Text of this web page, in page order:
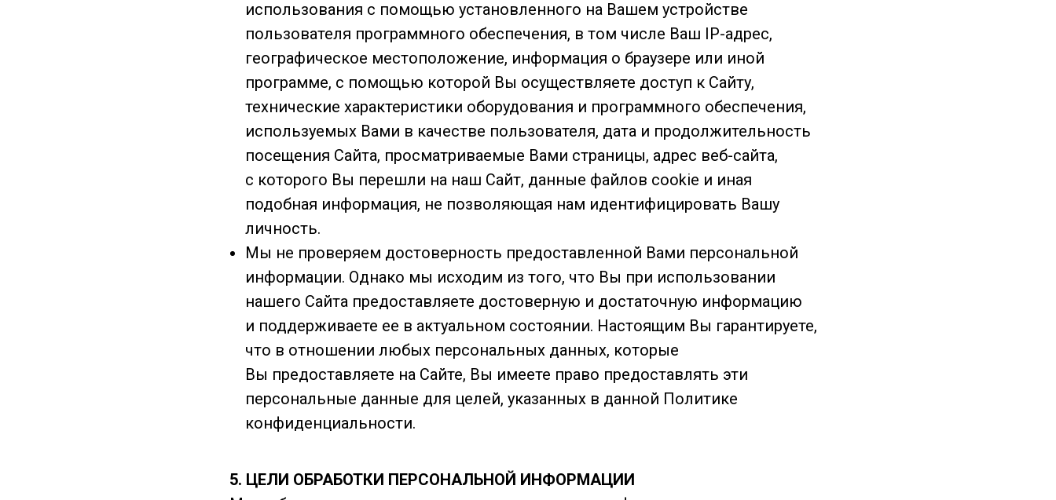
использования с помощью установленного на Вашем устройстве
пользователя программного обеспечения, в том числе Ваш IP-адрес,
географическое местоположение, информация о браузере или иной
программе, с помощью которой Вы осуществляете доступ к Сайту,
технические характеристики оборудования и программного обеспечения,
используемых Вами в качестве пользователя, дата и продолжительность
посещения Сайта, просматриваемые Вами страницы, адрес веб-сайта,
с которого Вы перешли на наш Сайт, данные файлов cookie и иная
подобная информация, не позволяющая нам идентифицировать Вашу
личность.
Мы не проверяем достоверность предоставленной Вами персональной
информации. Однако мы исходим из того, что Вы при использовании
нашего Сайта предоставляете достоверную и достаточную информацию
и поддерживаете ее в актуальном состоянии. Настоящим Вы гарантируете,
что в отношении любых персональных данных, которые
Вы предоставляете на Сайте, Вы имеете право предоставлять эти
персональные данные для целей, указанных в данной Политике
конфиденциальности.
5. ЦЕЛИ ОБРАБОТКИ ПЕРСОНАЛЬНОЙ ИНФОРМАЦИИ